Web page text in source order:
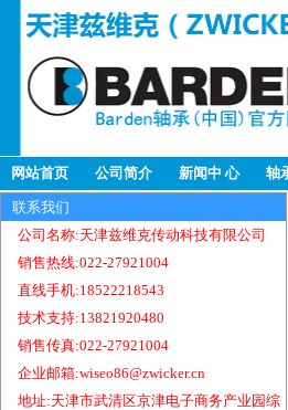
网站首页 公司简介 新闻中 心 轴
联系我们
公司名称:天津兹维克传动科技有限公司
销售热线:022-27921004
直线手机:18522218543
技术支持:13821920480
销售传真:022-27921004
企业邮箱:wiseo86@zwicker.cn
地址:天津市武清区京津电子商务产业园综